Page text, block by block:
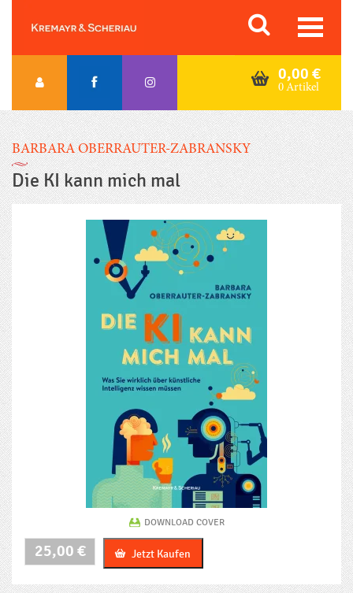
content
Orac K&S
0,00 €
0 Artikel
BARBARA OBERRAUTER-ZABRANSKY
Die KI kann mich mal
DOWNLOAD COVER
25,00 €
kann
mich
Jetzt Kaufen